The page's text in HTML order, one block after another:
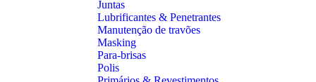
Juntas
Lubrificantes & Penetrantes
Manutenção de travões
Masking
Para-brisas
Polis